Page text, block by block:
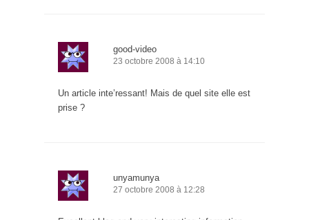
good-video
23 octobre 2008 à 14:10
Un article inte’ressant! Mais de quel site elle est
prise ?
unyamunya
27 octobre 2008 à 12:28